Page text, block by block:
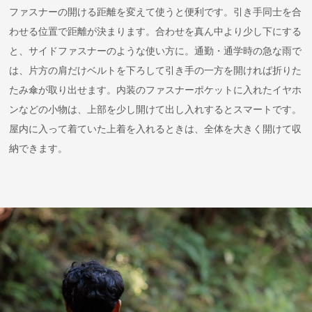
ファスナーの開ける距離を変えて使うと便利です。引き手同士を合
わせる位置で距離が決まります。合わせを真ん中より少し下にする
と、サイドファスナーのような使い方に。通勤・通学時の急な雨で
は、片方の肩だけベルトを下ろして引き手の一方を開ければ折りた
たみ傘が取り出せます。内装のファスナーポケットに入れたイヤホ
ンなどの小物は、上部を少し開けて出し入れするとスマートです。
屋内に入って着ていた上着を入れるときは、全体を大きく開けて収
納できます。